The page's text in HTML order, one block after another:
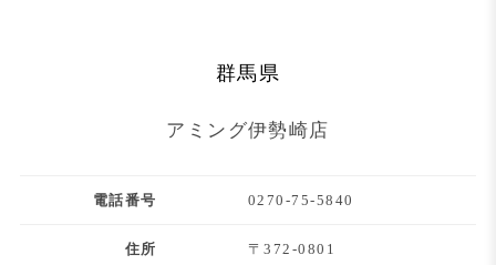
群馬県
アミング伊勢崎店
電話番号 0270-75-5840
住所
〒372-0801